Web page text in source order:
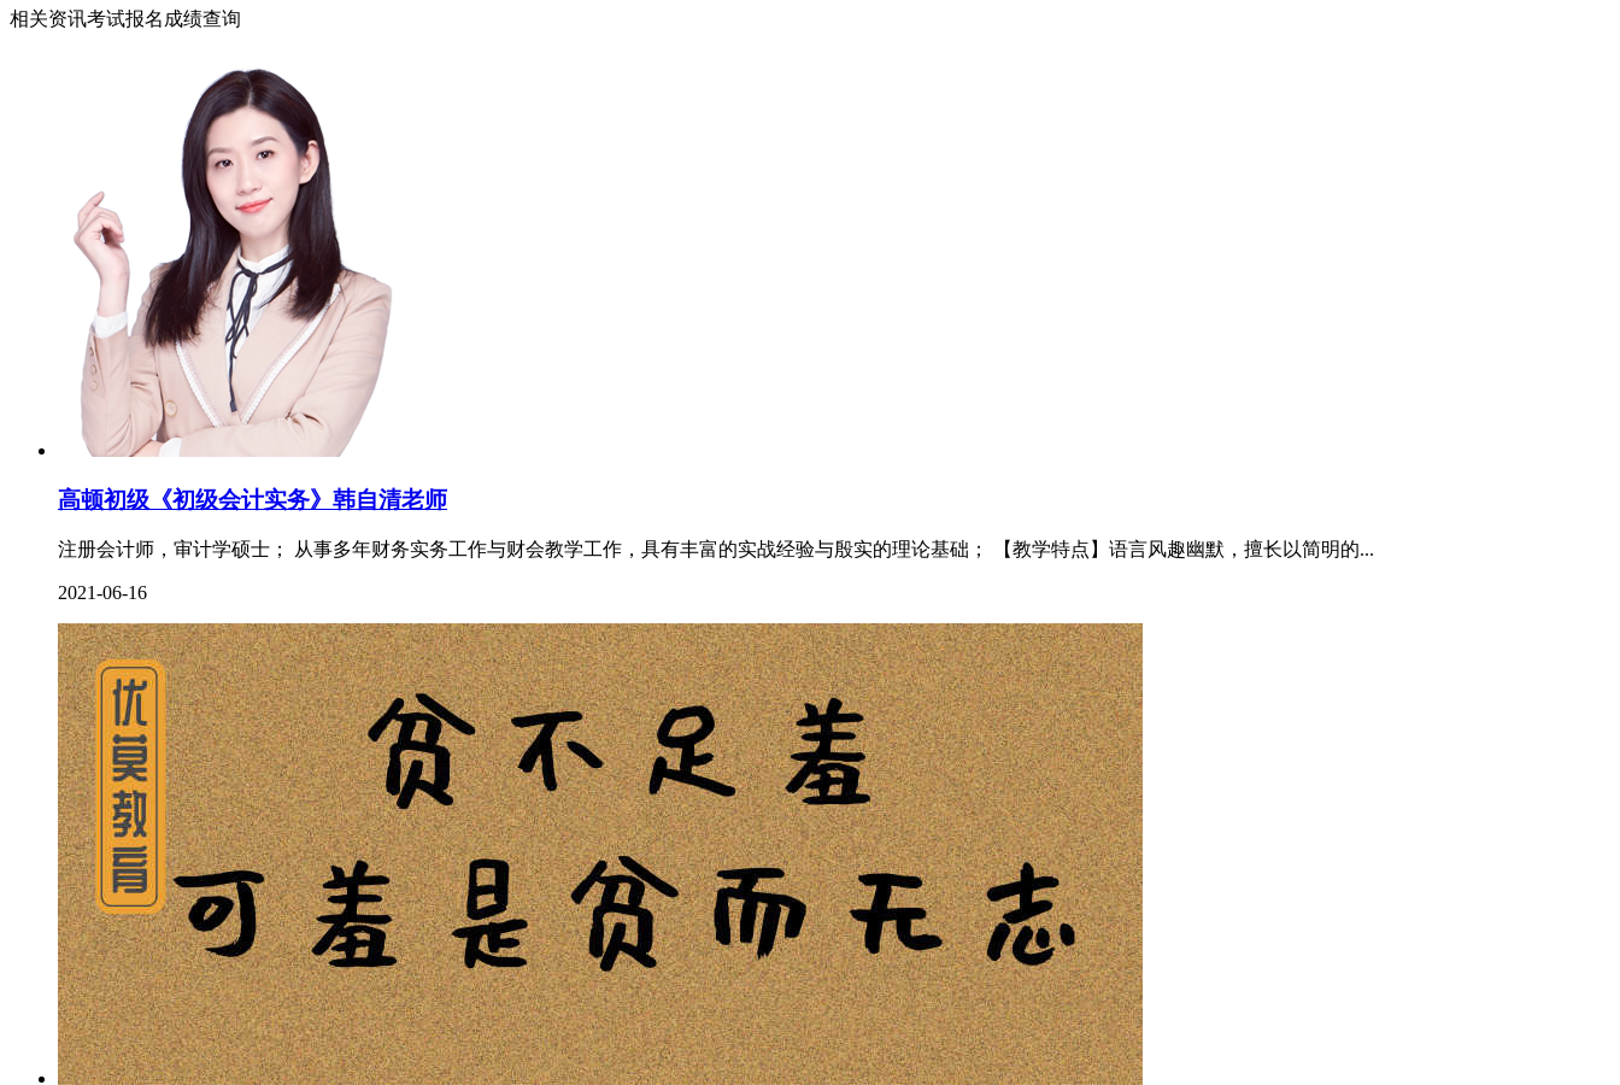
相关资讯考试报名 成绩查询
高顿初级《初级会计实务》韩自清老师
注册会计师，审计学硕士； 从事多年财务实务工作与财会教学工作，具有丰富的实战经验与殷实的理论基础； 【教学特点】语言风趣幽默，擅长以简明的...
2021-06-16